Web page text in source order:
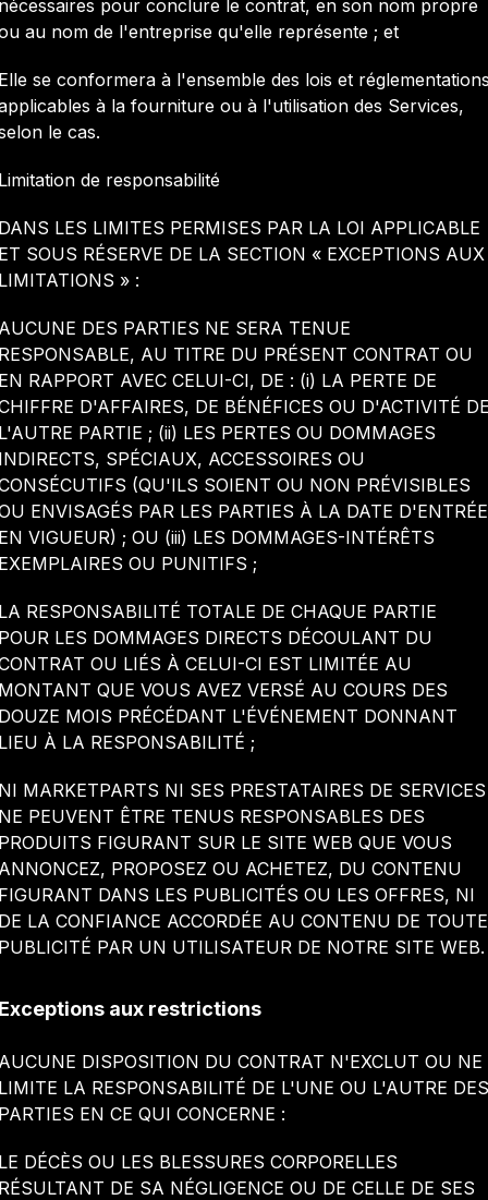
pour conclure le contrat, en son nom propre
au nom de l'entreprise qu'elle représente ; et
se conformera à l'ensemble des lois et
à la fourniture ou à l'utilisation des Services,
le cas.
de responsabilité
LES LIMITES PERMISES PAR LA LOI APPLICABLE
SOUS RÉSERVE DE LA SECTION « EXCEPTIONS AUX
» :
DES PARTIES NE SERA TENUE
AU TITRE DU PRÉSENT CONTRAT OU
RAPPORT AVEC CELUI-CI, DE : (i) LA PERTE DE
D'AFFAIRES, DE BÉNÉFICES OU D'ACTIVITÉ
PARTIE ; (ii) LES PERTES OU DOMMAGES
SPÉCIAUX, ACCESSOIRES OU
(QU'ILS SOIENT OU NON PRÉVISIBLES
ENVISAGÉS PAR LES PARTIES À LA DATE D'ENTRÉE
VIGUEUR) ; OU (iii) LES DOMMAGES-INTÉRÊTS
OU PUNITIFS ;
RESPONSABILITÉ TOTALE DE CHAQUE PARTIE
LES DOMMAGES DIRECTS DÉCOULANT DU
OU LIÉS À CELUI-CI EST LIMITÉE AU
QUE VOUS AVEZ VERSÉ AU COURS DES
MOIS PRÉCÉDANT L'ÉVÉNEMENT DONNANT
À LA RESPONSABILITÉ ;
MARKETPARTS NI SES PRESTATAIRES DE SERVICES
PEUVENT ÊTRE TENUS RESPONSABLES DES
FIGURANT SUR LE SITE WEB QUE VOUS
PROPOSEZ OU ACHETEZ, DU CONTENU
DANS LES PUBLICITÉS OU LES OFFRES, NI
LA CONFIANCE ACCORDÉE AU CONTENU DE TOUTE
PAR UN UTILISATEUR DE NOTRE SITE WEB.
aux restrictions
DISPOSITION DU CONTRAT N'EXCLUT OU NE
LA RESPONSABILITÉ DE L'UNE OU L'AUTRE DES
EN CE QUI CONCERNE :
DÉCÈS OU LES BLESSURES CORPORELLES
DE SA NÉGLIGENCE OU DE CELLE DE SES